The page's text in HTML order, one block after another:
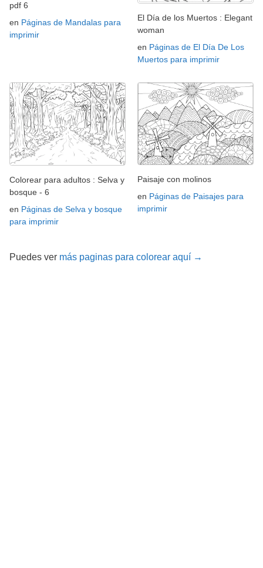
pdf 6
en Páginas de Mandalas para
imprimir
El Día de los Muertos : Elegant
woman
en Páginas de El Día De Los
Muertos para imprimir
Colorear para adultos : Selva y
bosque - 6
en Páginas de Selva y bosque
para imprimir
Paisaje con molinos
en Páginas de Paisajes para
imprimir
Puedes ver más paginas para colorear aquí →